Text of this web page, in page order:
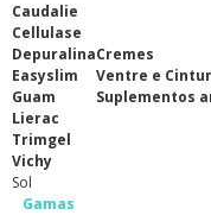
Caudalie
Cellulase
Depuralina
Easyslim
Guam
Lierac
Trimgel
Vichy
Cremes
Ventre e
Suplementos
Sol
Gamas